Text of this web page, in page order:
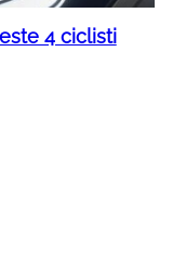
4 ciclisti